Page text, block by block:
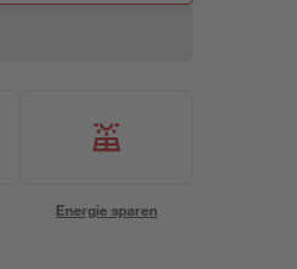
Energie sparen